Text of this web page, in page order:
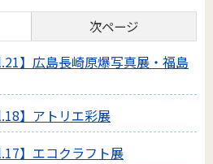
次ページ
】広島長崎原爆写真展・福島
】アトリエ彩展
】エコクラフト展